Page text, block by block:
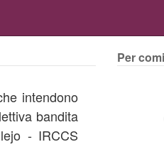
bandita
- IRCCS
Per